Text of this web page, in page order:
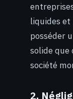
liquides et
posséder
solide que
société
2.